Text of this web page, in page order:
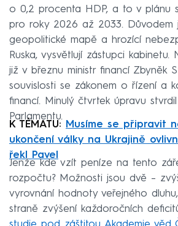
o 0,2 procenta HDP, a to v plánu
pro roky 2026 až 2033. Důvodem
geopolitické mapě a hrozící
Ruska, vysvětlují zástupci kabinetu.
již v březnu ministr financí Zbyněk
souvislosti se zákonem o řízení a
financí. Minulý čtvrtek úpravu
Parlamentu.
K TÉMATU:
Musíme se připravit
ukončení války na Ukrajině
řekl Pavel
Jenže kde vzít peníze na tento
rozpočtu? Možnosti jsou dvě –
vyrovnání hodnoty veřejného
straně zvýšení každoročních